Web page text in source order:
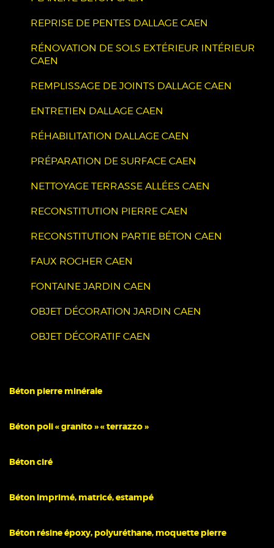
REPRISE DE PENTES DALLAGE CAEN
RÉNOVATION DE SOLS EXTÉRIEUR INTÉRIEUR
CAEN
REMPLISSAGE DE JOINTS DALLAGE CAEN
ENTRETIEN DALLAGE CAEN
RÉHABILITATION DALLAGE CAEN
PRÉPARATION DE SURFACE CAEN
NETTOYAGE TERRASSE ALLÉES CAEN
RECONSTITUTION PIERRE CAEN
RECONSTITUTION PARTIE BÉTON CAEN
FAUX ROCHER CAEN
FONTAINE JARDIN CAEN
OBJET DÉCORATION JARDIN CAEN
OBJET DÉCORATIF CAEN
Béton pierre minérale
Béton poli « granito » « terrazzo »
Béton ciré
Béton imprimé, matricé, estampé
Béton résine époxy, polyuréthane, moquette pierre